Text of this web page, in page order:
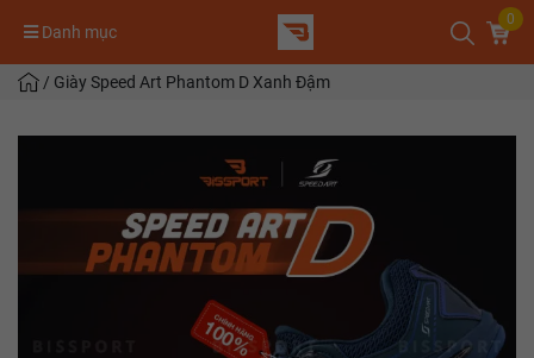
Danh mục
0
/ Giày Speed Art Phantom D Xanh Đậm